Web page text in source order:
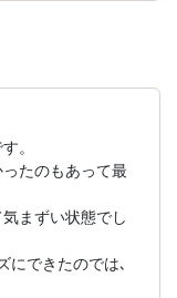
。
たのもあって最
まずい状態でし
にできたのでは､